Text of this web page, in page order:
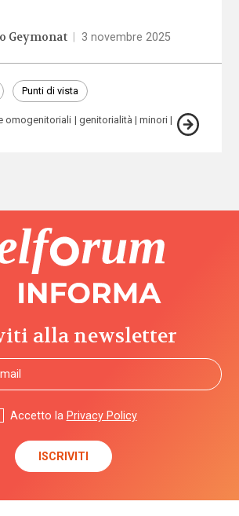
Geymonat 3 novembre 2025
Punti di vista
omogenitoriali genitorialità
minori
alla newsletter
Accetto la Privacy Policy